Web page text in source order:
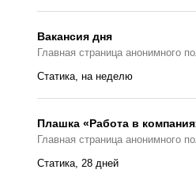
Вакансия дня
Главная страницa анонимного
Статика, на неделю
Плашка «Работа в
Главная страницa анонимного
Статика, 28 дней